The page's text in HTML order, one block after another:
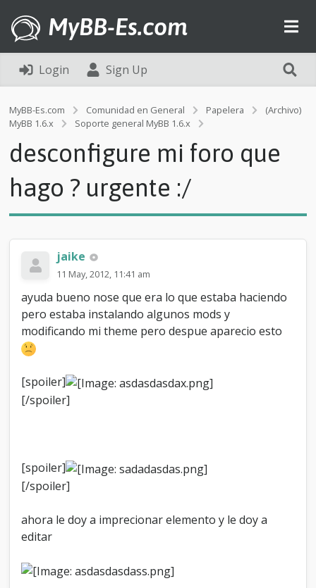
MyBB-Es.com
Login Sign Up
MyBB-Es.com Comunidad en General Papelera
(Archivo)
MyBB 1.6.x
Soporte general MyBB 1.6.x
s
c
i
u
i
f
r
u
e
n
desconfigure mi foro que
hago ? urgente :/
jaike
11 May, 2012, 11:41 am
ayuda bueno nose que era lo que estaba haciendo
pero estaba instalando algunos mods y
modificando mi theme pero despue aparecio esto
[spoiler]
[/spoiler]
[spoiler]
[/spoiler]
ahora le doy a imprecionar elemento y le doy a
editar